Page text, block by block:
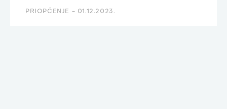
PRIOPĆENJE - 01.12.2023.